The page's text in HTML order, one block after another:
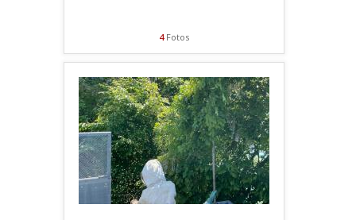
4Fotos